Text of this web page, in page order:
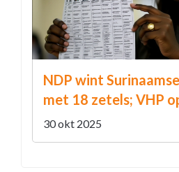
NDP wint
met 18 zetels; VHP
vertraging
30 okt 2025